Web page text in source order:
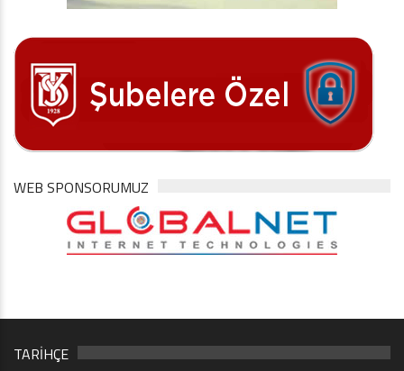
WEB SPONSORUMUZ
TARİHÇE